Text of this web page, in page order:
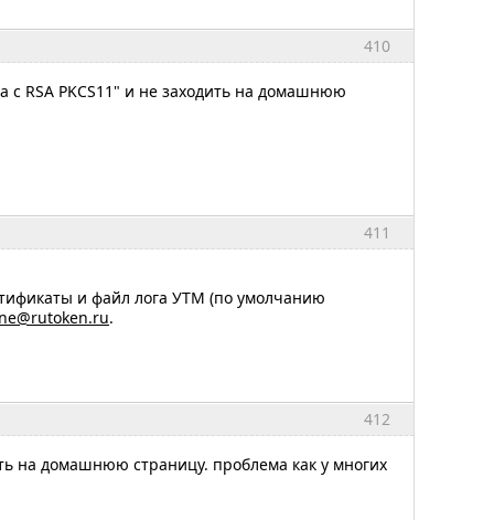
410
RSA PKCS11" и не заходить на домашнюю
411
и файл лога УТМ (по умолчанию
.
412
на домашнюю страницу. проблема как у многих